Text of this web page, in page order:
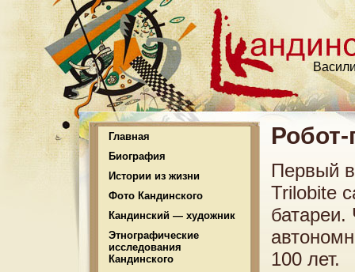
Главная
Биография
Истории из жизни
Фото Кандинского
Кандинский — художник
Этнографические
исследования
Кандинского
Первый
Trilobite
батареи.
100 лет.